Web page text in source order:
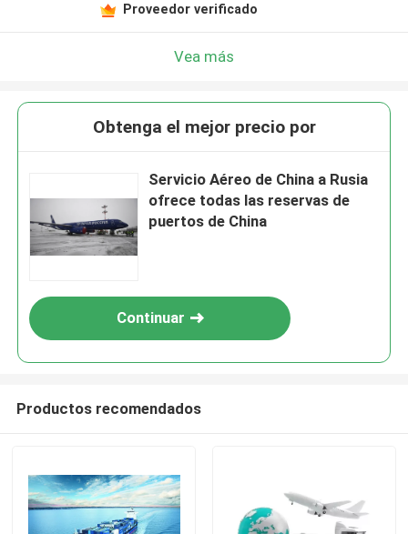
Proveedor verificado
Vea más
Obtenga el mejor precio por
Servicio Aéreo de China a Rusia
ofrece todas las reservas de
puertos de China
Continuar
Productos recomendados